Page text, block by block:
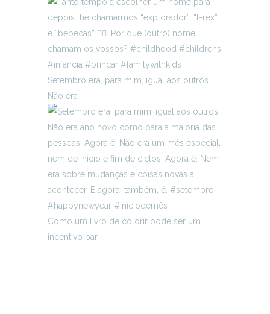
Setembro era, para mim, igual aos outros.
Não era
Como um livro de colorir pode ser um
incentivo par